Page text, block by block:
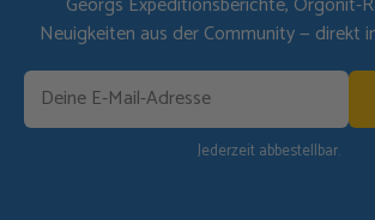
Neuigkeiten aus der Community — direkt
Jederzeit abbestellbar.